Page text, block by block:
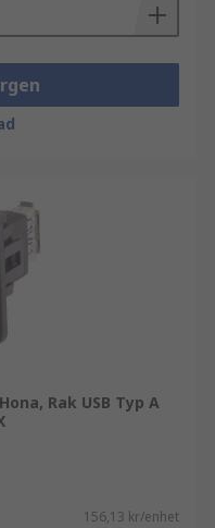
Rak USB Typ A
156,13 kr/enhet